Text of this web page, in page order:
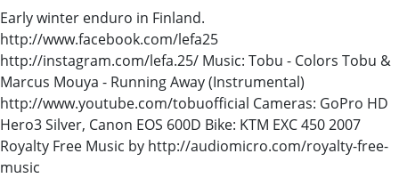
Early winter enduro in Finland.
http://www.facebook.com/lefa25
http://instagram.com/lefa.25/ Music: Tobu - Colors Tobu &
Marcus Mouya - Running Away (Instrumental)
http://www.youtube.com/tobuofficial Cameras: GoPro HD
Hero3 Silver, Canon EOS 600D Bike: KTM EXC 450 2007
Royalty Free Music by http://audiomicro.com/royalty-free-
music